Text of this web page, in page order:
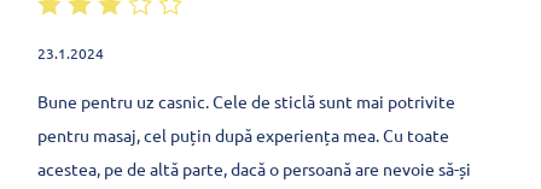
23.1.2024
Bune pentru uz casnic. Cele de sticlă sunt mai potrivite
pentru masaj, cel puțin după experiența mea. Cu toate
acestea, pe de altă parte, dacă o persoană are nevoie să-și